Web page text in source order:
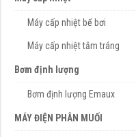
Máy cấp nhiệt bể bơi
Máy cấp nhiệt tắm tráng
Bơm định lượng
Bơm định lượng Emaux
MÁY ĐIỆN PHÂN MUỐI